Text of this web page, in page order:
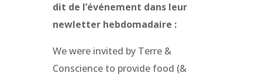
dit de l’événement dans leur
newletter hebdomadaire :
We were invited by Terre &
Conscience to provide food (&